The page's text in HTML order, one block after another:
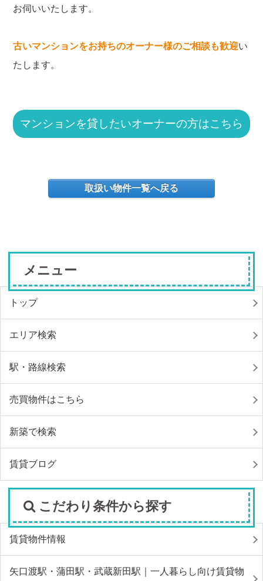
お伺いいたします。
古いマンションをお持ちのオーナー様のご相談も歓迎い
たします。
マンションを貸したいオーナーの方はこちら
取扱い物件一覧へ戻る
メニュー
トップ
エリア検索
駅・路線検索
売買物件はこちら
新築で検索
賃貸ブログ
こだわり条件から探す
賃貸物件情報
矢口渡駅・蒲田駅・武蔵新田駅｜一人暮らし向け賃貸物